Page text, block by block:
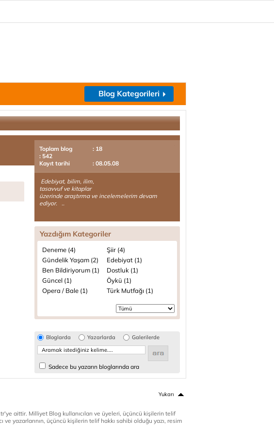
Blog Kategorileri
Toplam blog
: 18
: 542
Kayıt tarihi
: 08.05.08
Edebiyat, bilim, ilim,
tasavvuf ve kitaplar
üzerinde araştırma ve incelemelerim devam
ediyor. ..
Yazdığım Kategoriler
Deneme (4)
Şiir (4)
Gündelik Yaşam (2)
Edebiyat (1)
Ben Bildiriyorum (1)
Dostluk (1)
Güncel (1)
Öykü (1)
Opera / Bale (1)
Türk Mutfağı (1)
Bloglarda Yazarlarda Galerilerde
Sadece bu yazarın bloglarında ara
Yukarı
aittir. Milliyet Blog kullanıcıları ve üyeleri, üçüncü kişilerin telif
yazarlarının, üçüncü kişilerin telif hakkı sahibi olduğu yazı, resim